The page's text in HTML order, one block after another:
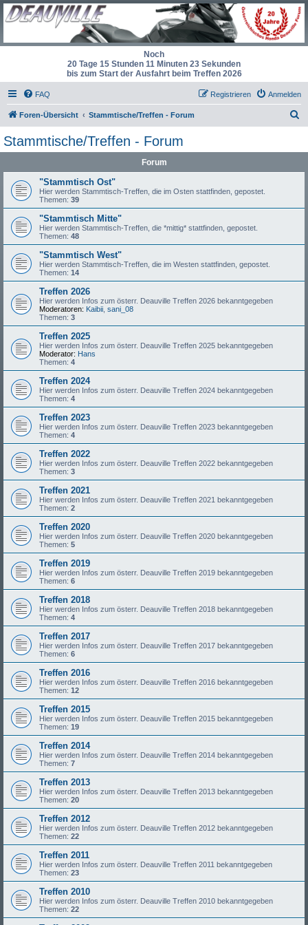
Noch
20 Tage 15 Stunden 11 Minuten 23 Sekunden
bis zum Start der Ausfahrt beim Treffen 2026
FAQ Anmelden
Registrieren
Foren-Übersicht Stammtische/Treffen - Forum
Stammtische/Treffen - Forum
Forum
"Stammtisch Ost"
Hier werden Stammtisch-Treffen, die im Osten stattfinden, gepostet.
Themen: 39
"Stammtisch Mitte"
Hier werden Stammtisch-Treffen, die *mittig* stattfinden, gepostet.
Themen: 48
"Stammtisch West"
Hier werden Stammtisch-Treffen, die im Westen stattfinden, gepostet.
Themen: 14
Treffen 2026
Hier werden Infos zum österr. Deauville Treffen 2026 bekanntgegeben
Moderatoren: Kaibii sani_08
Themen: 3
Treffen 2025
Hier werden Infos zum österr. Deauville Treffen 2025 bekanntgegeben
Moderator: Hans
Themen: 4
Treffen 2024
Hier werden Infos zum österr. Deauville Treffen 2024 bekanntgegeben
Themen: 4
Treffen 2023
Hier werden Infos zum österr. Deauville Treffen 2023 bekanntgegeben
Themen: 4
Treffen 2022
Hier werden Infos zum österr. Deauville Treffen 2022 bekanntgegeben
Themen: 3
Treffen 2021
Hier werden Infos zum österr. Deauville Treffen 2021 bekanntgegeben
Themen: 2
Treffen 2020
Hier werden Infos zum österr. Deauville Treffen 2020 bekanntgegeben
Themen: 5
Treffen 2019
Hier werden Infos zum österr. Deauville Treffen 2019 bekanntgegeben
Themen: 6
Treffen 2018
Hier werden Infos zum österr. Deauville Treffen 2018 bekanntgegeben
Themen: 4
Treffen 2017
Hier werden Infos zum österr. Deauville Treffen 2017 bekanntgegeben
Themen: 6
Treffen 2016
Hier werden Infos zum österr. Deauville Treffen 2016 bekanntgegeben
Themen: 12
Treffen 2015
Hier werden Infos zum österr. Deauville Treffen 2015 bekanntgegeben
Themen: 19
Treffen 2014
Hier werden Infos zum österr. Deauville Treffen 2014 bekanntgegeben
Themen: 7
Treffen 2013
Hier werden Infos zum österr. Deauville Treffen 2013 bekanntgegeben
Themen: 20
Treffen 2012
Hier werden Infos zum österr. Deauville Treffen 2012 bekanntgegeben
Themen: 22
Treffen 2011
Hier werden Infos zum österr. Deauville Treffen 2011 bekanntgegeben
Themen: 23
Treffen 2010
Hier werden Infos zum österr. Deauville Treffen 2010 bekanntgegeben
Themen: 22